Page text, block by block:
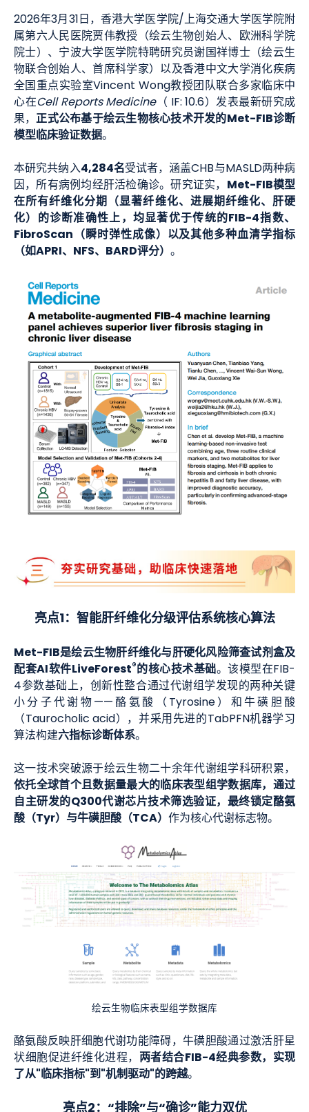
2026年3月31日，香港大学医学院/上海交通大学医学院附
属第六人民医院贾伟教授（绘云生物创始人、欧洲科学院
院士）、宁波大学医学院特聘研究员谢国祥博士（绘云生
物联合创始人、首席科学家）以及香港中文大学消化疾病
全国重点实验室Vincent Wong教授团队联合多家临床中
心在Cell Reports Medicine（ IF: 10.6）发表最新研究成
果，正式公布基于绘云生物核心技术开发的Met-FIB诊断
模型临床验证数据。
本研究共纳入4,284名受试者，涵盖CHB与MASLD两种病
因，所有病例均经肝活检确诊。研究证实， Met-FIB模型
在所有纤维化分期（显著纤维化、进展期纤维化、肝硬
化）的诊断准确性上，均显著优于传统的FIB-4指数、
FibroScan（瞬时弹性成像）以及其他多种血清学指标
（如APRI、NFS、BARD评分） 。
亮点1：智能肝纤维化分级评估系统核心算法
Met-FIB是绘云生物肝纤维化与肝硬化风险筛查试剂盒及
配套AI软件LiveForest®的核心技术基础。该模型在FIB-
4参数基础上，创新性整合通过代谢组学发现的两种关键
小分子代谢物——酪氨酸（Tyrosine）和牛磺胆酸
（Taurocholic acid），并采用先进的TabPFN机器学习
算法构建六指标诊断体系。
这一技术突破源于绘云生物二十余年代谢组学科研积累，
依托全球首个且数据量最大的临床表型组学数据库，通过
自主研发的Q300代谢芯片技术筛选验证，最终锁定酪氨
酸（Tyr）与牛磺胆酸（TCA） 作为核心代谢标志物。
绘云生物临床表型组学数据库
酪氨酸反映肝细胞代谢功能障碍，牛磺胆酸通过激活肝星
状细胞促进纤维化进程， 两者结合FIB-4经典参数，实现
了从"临床指标"到"机制驱动"的跨越。